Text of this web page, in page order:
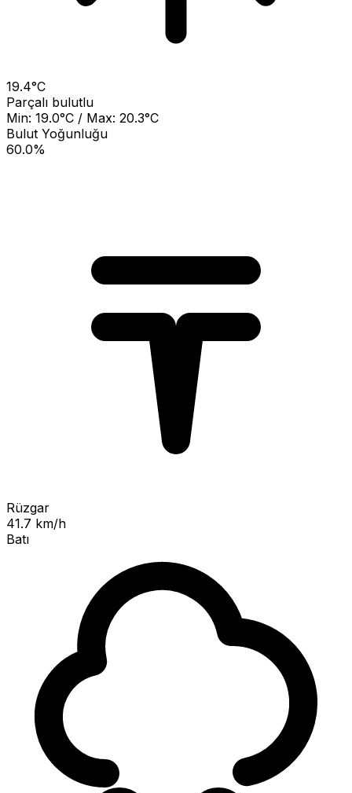
19.4°C
Parçalı bulutlu
Min: 19.0°C / Max: 20.3°C
Bulut Yoğunluğu
60.0%
Rüzgar
41.7 km/h
Batı